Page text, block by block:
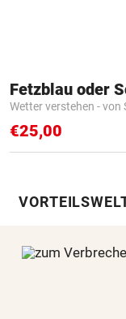
Fetzblau oder
Wetter verstehen - von
€25,00